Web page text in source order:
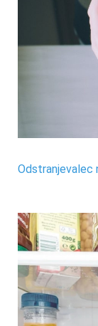
Odstranjevalec